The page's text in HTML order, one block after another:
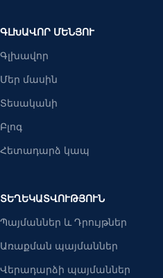
ԳԼԽԱՎՈՐ ՄԵՆՅՈՒ
Գլխավոր
Մեր մասին
Տեսականի
Բլոգ
Հետադարձ կապ
ՏԵՂԵԿԱՏՎՈՒԹՅՈՒՆ
Պայմաններ և Դրույթներ
Առաքման պայմաններ
Վերադարձի պայմաններ